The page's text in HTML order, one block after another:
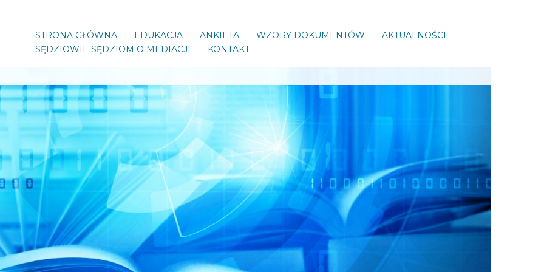
STRONA GŁÓWNA EDUKACJA ANKIETA WZORY DOKUMENTÓW
AKTUALNOŚCI
SĘDZIOWIE SĘDZIOM O MEDIACJI
KONTAKT